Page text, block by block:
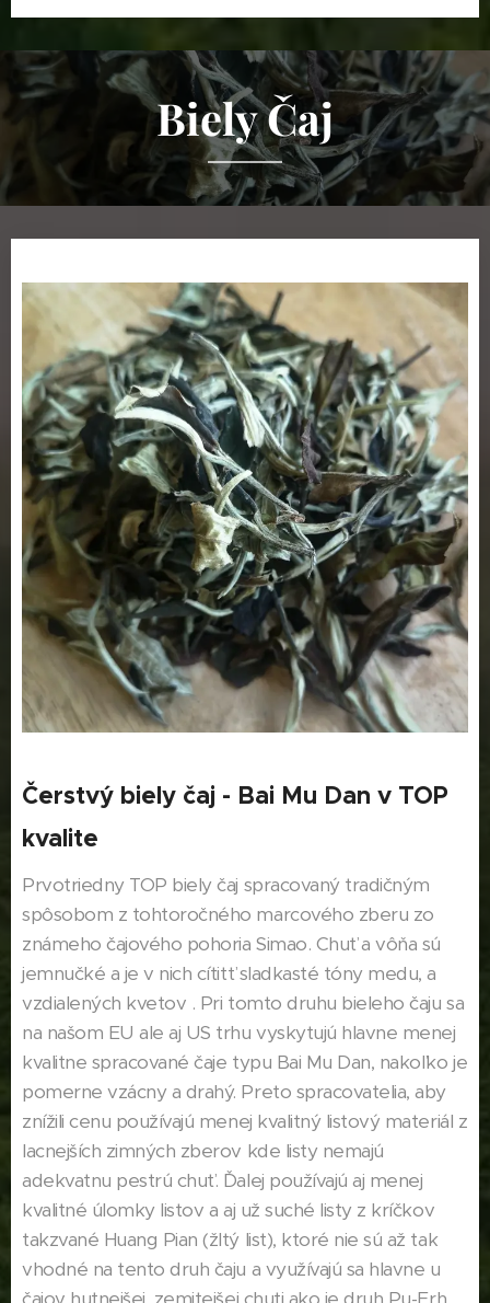
Biely Čaj
Čerstvý biely čaj - Bai Mu Dan v TOP
kvalite
Prvotriedny TOP biely čaj spracovaný tradičným
spôsobom z tohtoročného marcového zberu zo
známeho čajového pohoria Simao. Chuť a vôňa sú
jemnučké a je v nich cítitť sladkasté tóny medu, a
vzdialených kvetov . Pri tomto druhu bieleho čaju sa
na našom EU ale aj US trhu vyskytujú hlavne menej
kvalitne spracované čaje typu Bai Mu Dan, nakoľko je
pomerne vzácny a drahý. Preto spracovatelia, aby
znížili cenu používajú menej kvalitný listový materiál z
lacnejších zimných zberov kde listy nemajú
adekvatnu pestrú chuť. Ďalej používajú aj menej
kvalitné úlomky listov a aj už suché listy z kríčkov
takzvané Huang Pian (žltý list), ktoré nie sú až tak
vhodné na tento druh čaju a využívajú sa hlavne u